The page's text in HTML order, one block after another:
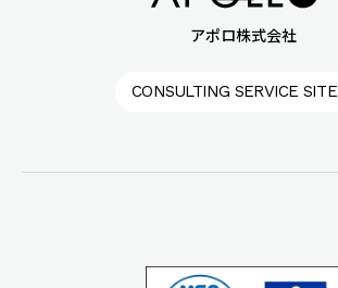
アポロ株式会社
CONSULTING SERVICE SITE